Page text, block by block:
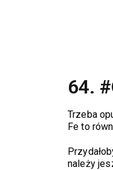
64.
Trzeba
Fe to
należy